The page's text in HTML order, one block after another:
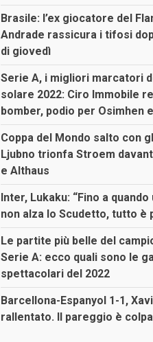
Brasile: l’ex giocatore del
Andrade rassicura i tifosi
di giovedì
Serie A, i migliori marcatori
solare 2022: Ciro Immobile
bomber, podio per Osimhen
Coppa del Mondo salto con
Ljubno trionfa Stroem
e Althaus
Inter, Lukaku: “Fino a quando
non alza lo Scudetto, tutto è
Le partite più belle del
Serie A: ecco quali sono le
spettacolari del 2022
Barcellona-Espanyol 1-1,
rallentato. Il pareggio è